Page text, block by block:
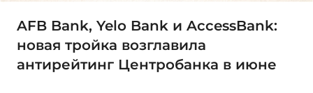
AFB Bank, Yelo Bank и AccessBank:
новая тройка возглавила
антирейтинг Центробанка в июне